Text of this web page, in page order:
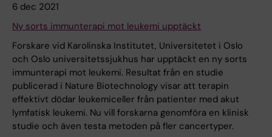
6 dec 2021
Ny sorts immunterapi mot leukemi upptäckt
Forskare vid Karolinska Institutet, Universitetet i Oslo
och Oslo universitetssjukhus har upptäckt en ny sorts
immunterapi mot leukemi. Resultat från en studie
publicerad i Nature Biotechnology visar att terapin
effektivt dödar leukemiceller från patienter med akut
lymfatisk leukemi. Nu vill forskarna genomföra en klinisk
studie och även testa metoden på fler cancertyper.